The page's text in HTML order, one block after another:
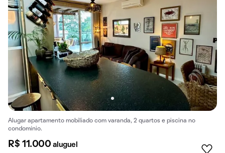
Alugar apartamento mobiliado com varanda, 2 quartos e piscina no
condomínio.
R$ 11.000aluguel